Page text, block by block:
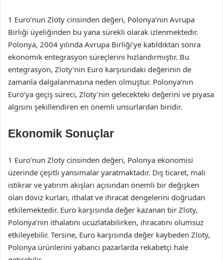
1 Euro’nun Zloty cinsinden değeri, Polonya’nın Avrupa
Birliği üyeliğinden bu yana sürekli olarak izlenmektedir.
Polonya, 2004 yılında Avrupa Birliği’ye katıldıktan sonra
ekonomik entegrasyon süreçlerini hızlandırmıştır. Bu
entegrasyon, Zloty’nin Euro karşısındaki değerinin de
zamanla dalgalanmasına neden olmuştur. Polonya’nın
Euro’ya geçiş süreci, Zloty’nin gelecekteki değerini ve piyasa
algısını şekillendiren en önemli unsurlardan biridir.
Ekonomik Sonuçlar
1 Euro’nun Zloty cinsinden değeri, Polonya ekonomisi
üzerinde çeşitli yansımalar yaratmaktadır. Dış ticaret, mali
istikrar ve yatırım akışları açısından önemli bir değişken
olan döviz kurları, ithalat ve ihracat dengelerini doğrudan
etkilemektedir. Euro karşısında değer kazanan bir Zloty,
Polonya’nın ithalatını ucuzlatabilirken, ihracatını olumsuz
etkileyebilir. Tersine, Euro karşısında değer kaybeden Zloty,
Polonya ürünlerini yabancı pazarlarda rekabetçi hale